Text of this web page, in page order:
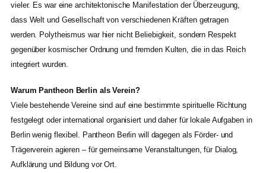
vieler. Es war eine architektonische Manifestation der Überzeugung,
dass Welt und Gesellschaft von verschiedenen Kräften getragen
werden. Polytheismus war hier nicht Beliebigkeit, sondern Respekt
gegenüber kosmischer Ordnung und fremden Kulten, die in das Reich
integriert wurden.
Warum Pantheon Berlin als Verein?
Viele bestehende Vereine sind auf eine bestimmte spirituelle Richtung
festgelegt oder international organisiert und daher für lokale Aufgaben in
Berlin wenig flexibel. Pantheon Berlin will dagegen als Förder- und
Trägerverein agieren – für gemeinsame Veranstaltungen, für Dialog,
Aufklärung und Bildung vor Ort.